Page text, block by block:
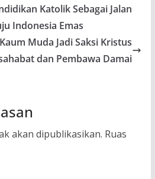
Katolik Sebagai Jalan
Indonesia Emas
Muda Jadi Saksi Kristus
dan Pembawa Damai
akan dipublikasikan. Ruas